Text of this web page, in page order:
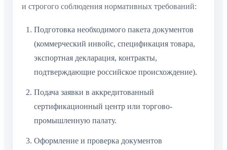
и строгого соблюдения нормативных требований:
Подготовка необходимого пакета документов
(коммерческий инвойс, спецификация товара,
экспортная декларация, контракты,
подтверждающие российское происхождение).
Подача заявки в аккредитованный
сертификационный центр или торгово-
промышленную палату.
Оформление и проверка документов